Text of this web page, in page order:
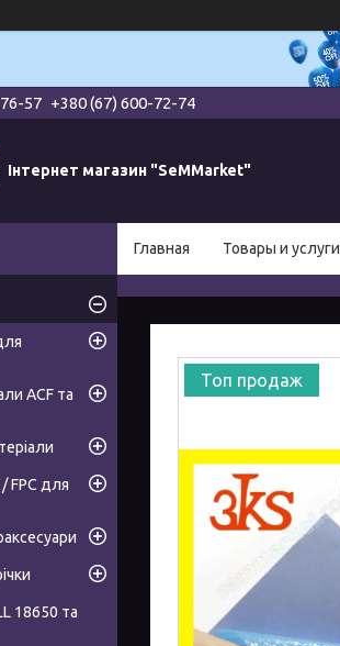
57 +380 (67) 600-72-74
Інтернет магазин "SeMMarket"
Главная Товары и услуги
Топ продаж
ACF та
FPC для
18650 та